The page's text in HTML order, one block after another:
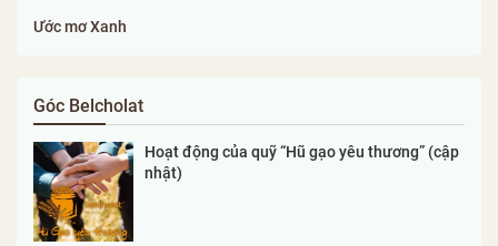
Ước mơ Xanh
Góc Belcholat
Hoạt động của quỹ “Hũ gạo yêu thương” (cập
nhật)